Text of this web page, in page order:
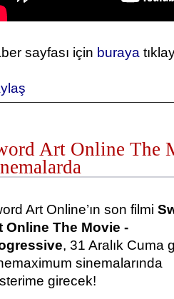
sayfası için buraya
Art Online The
Art Online’ın son filmi
Online The Movie -
, 31 Aralık Cuma
sinemalarında
girecek!